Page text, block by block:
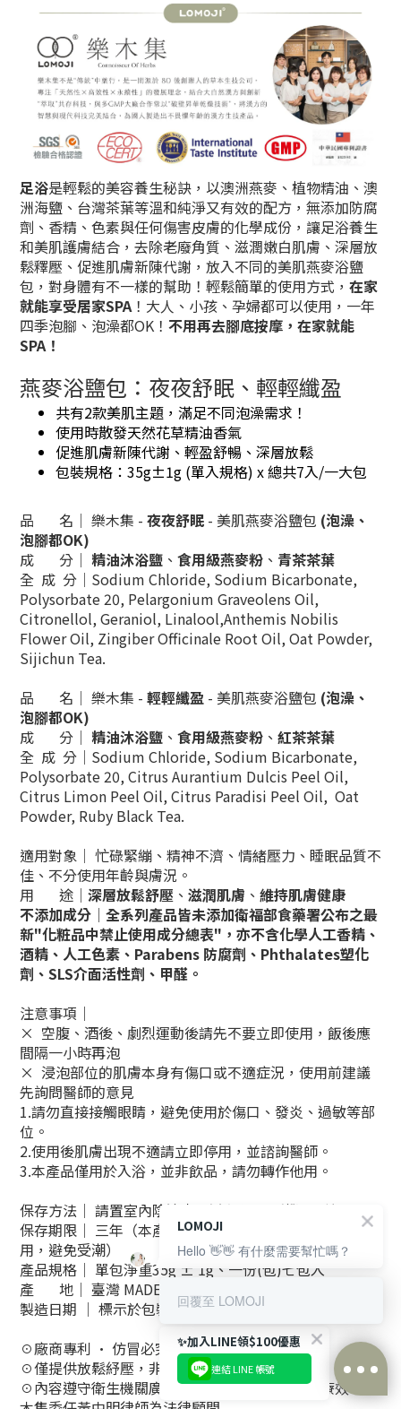
足浴是輕鬆的美容養生秘訣，以澳洲燕麥、植物精油、澳
洲海鹽、台灣茶葉等溫和純淨又有效的配方，無添加防腐
劑、香精、色素與任何傷害皮膚的化學成份，讓足浴養生
和美肌護膚結合，去除老廢角質、滋潤嫩白肌膚、深層放
鬆釋壓、促進肌膚新陳代謝，放入不同的美肌燕麥浴鹽
包，對身體有不一樣的幫助！輕鬆簡單的使用方式， 在家
就能享受居家SPA！大人、小孩、孕婦都可以使用，一年
四季泡腳、泡澡都OK！ 不用再去腳底按摩，在家就能
SPA！
燕麥浴鹽包：夜夜舒眠、輕輕纖盈
共有2款美肌主題，滿足不同泡澡需求！
使用時散發天然花草精油香氣
促進肌膚新陳代謝、輕盈舒暢、深層放鬆
包裝規格：35g±1g (單入規格) x 總共7入/一大包
品 名│ 樂木集 - 夜夜舒眠 - 美肌燕麥浴鹽包 (泡澡、
泡腳都OK)
成 分│ 精油沐浴鹽 、 食用級燕麥粉 、 青茶茶葉
全 成 分│Sodium Chloride, Sodium Bicarbonate,
Polysorbate 20, Pelargonium Graveolens Oil,
Citronellol, Geraniol, Linalool,Anthemis Nobilis
Flower Oil, Zingiber Officinale Root Oil, Oat Powder,
Sijichun Tea.
品 名│ 樂木集 - 輕輕纖盈 - 美肌燕麥浴鹽包 (泡澡、
泡腳都OK)
成 分│ 精油沐浴鹽 、 食用級燕麥粉 、 紅茶茶葉
全 成 分│ Sodium Chloride, Sodium Bicarbonate,
Polysorbate 20, Citrus Aurantium Dulcis Peel Oil,
Citrus Limon Peel Oil, Citrus Paradisi Peel Oil, Oat
Powder, Ruby Black Tea.
適用對象│ 忙碌緊繃、精神不濟、情緒壓力、睡眠品質不
佳、不分使用年齡與膚況。
用
途│ 深層放鬆舒壓 、 滋潤肌膚 、 維持肌膚健康
不添加成分│全系列產品皆未添加衛福部食藥署公布之最
新"化粧品中禁止使用成分總表"，亦不含化學人工香精、
酒精、人工色素、Parabens 防腐劑、Phthalates塑化
劑、SLS介面活性劑、甲醛。
注意事項｜
× 空腹、酒後、劇烈運動後請先不要立即使用，飯後應
間隔一小時再泡
× 浸泡部位的肌膚本身有傷口或不適症況，使用前建議
先詢問醫師的意見
1.請勿直接接觸眼睛，避免使用於傷口、發炎、過敏等部
位。
2.使用後肌膚出現不適請立即停用，並諮詢醫師。
3.本產品僅用於入浴，並非飲品，請勿轉作他用。
保存方法│ 請置室內陰涼處，避免陽光及潮濕環境
保存期限│ 三年（本產品未添加防腐劑，開封後請盡速使
用，避免受潮）
產品規格│ 單包淨重35g ± 1g、一份(包)七包入
產 地│ 臺灣 MADE IN TAIWAN
製造日期 │ 標示於包裝
☉廠商專利 • 仿冒必究
☉僅提供放鬆紓壓，非為醫療訴求
☉內容遵守衛生機關廣告標示法，無誇大及涉及療效，樂
今すぐ購入
✨加入LINE領$100優惠
連結 LINE 帳號
LOMOJI
Hello 👋👋 有什麼需要幫忙嗎？
回覆至 LOMOJI